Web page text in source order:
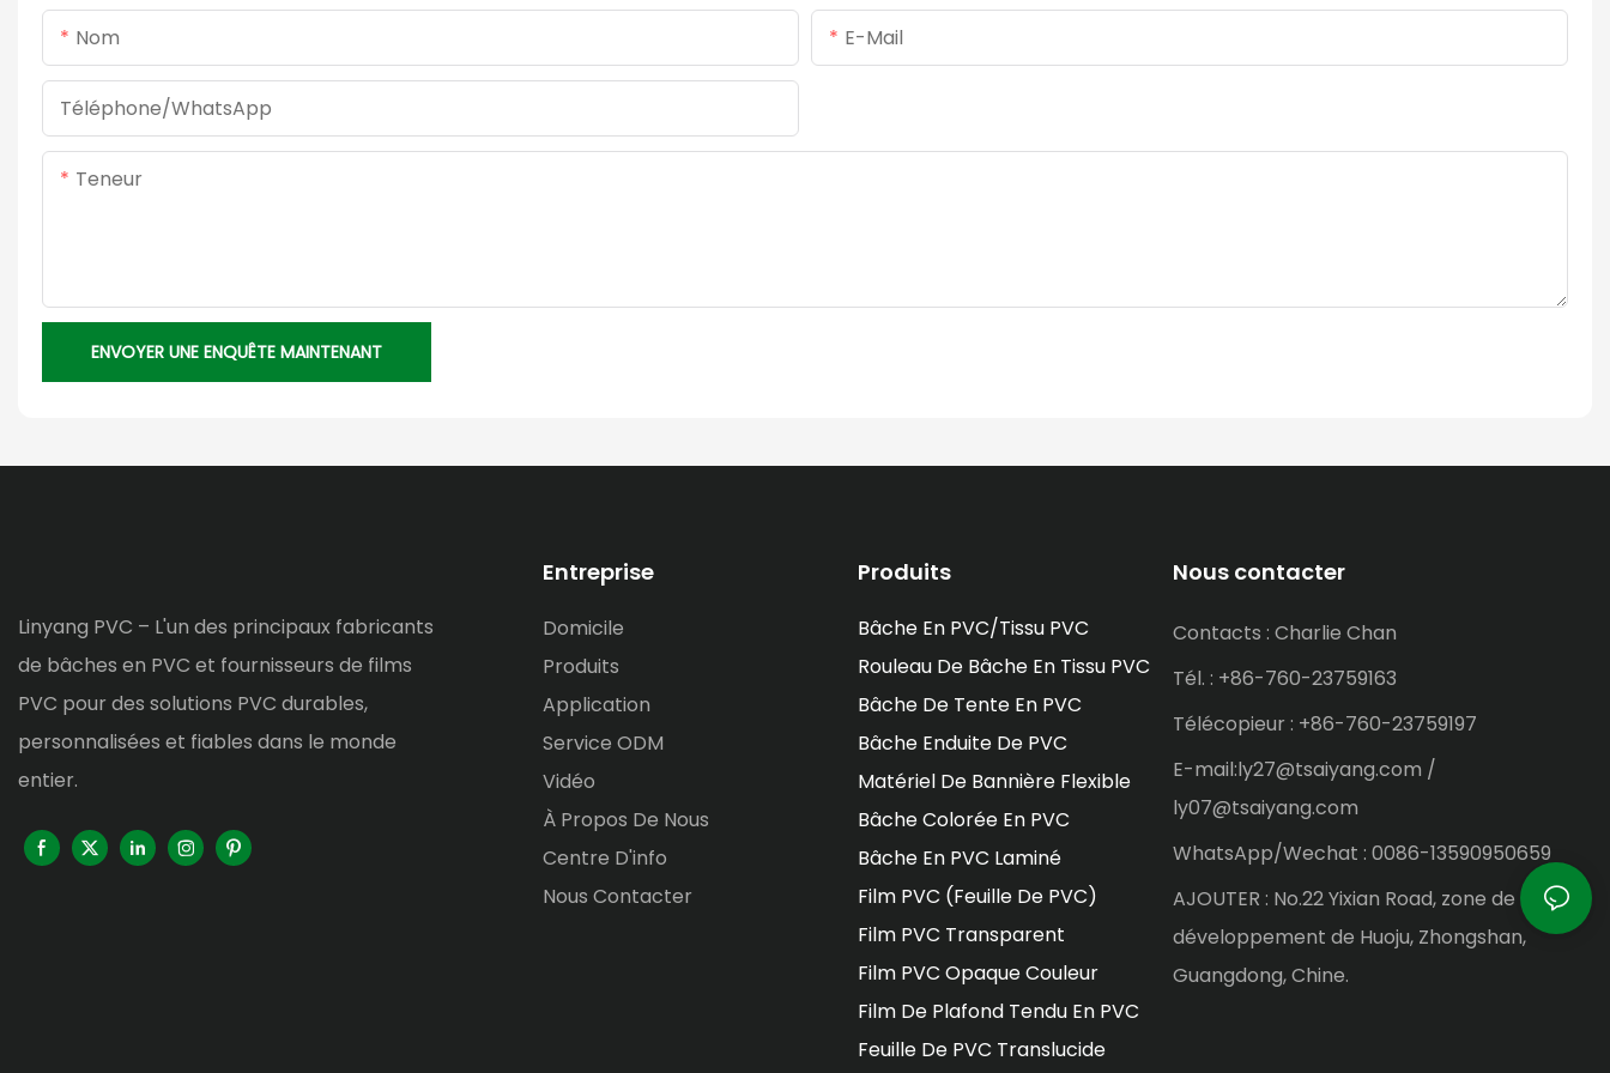
Nom E-Mail
Téléphone/WhatsApp
Teneur
ENVOYER UNE ENQUÊTE MAINTENANT
Linyang PVC – L'un des principaux fabricants
de bâches en PVC et fournisseurs de films
PVC pour des solutions PVC durables,
personnalisées et fiables dans le monde
entier.
Entreprise
Domicile
Produits
Application
Service ODM
Vidéo
À Propos De Nous
Centre D'info
Nous Contacter
Produits
Bâche En PVC/tissu PVC
Rouleau De Bâche En Tissu PVC
Bâche De Tente En PVC
Bâche Enduite De PVC
Matériel De Bannière Flexible
Bâche Colorée En PVC
Bâche En PVC Laminé
Film PVC (feuille De PVC)
Film PVC Transparent
Film PVC Opaque Couleur
Film De Plafond Tendu En PVC
Feuille De PVC Translucide
Nous contacter
Contacts : Charlie Chan
Tél. : +86-760-23759163
Télécopieur : +86-760-23759197
E-mail:ly27@tsaiyang.com /
ly07@tsaiyang.com
WhatsApp/Wechat : 0086-13590950659
AJOUTER : No.22 Yixian Road, zone de
développement de Huoju, Zhongshan,
Guangdong, Chine.